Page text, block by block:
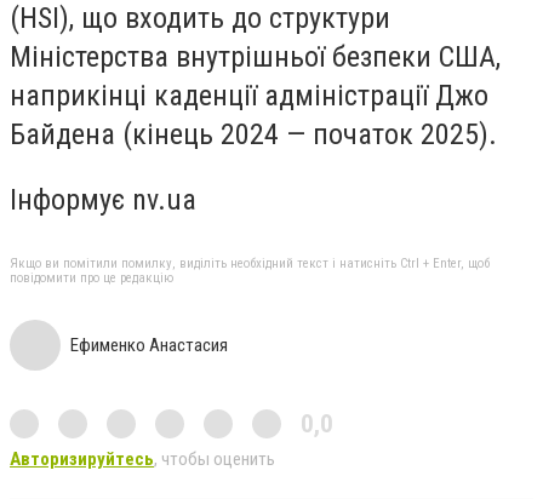
(HSI), що входить до структури
Міністерства внутрішньої безпеки США,
наприкінці каденції адміністрації Джо
Байдена (кінець 2024 — початок 2025).
Інформує nv.ua
Якщо ви помітили помилку, виділіть необхідний текст і натисніть Ctrl + Enter, щоб
повідомити про це редакцію
Ефименко Анастасия
0,0
Авторизируйтесь, чтобы оценить